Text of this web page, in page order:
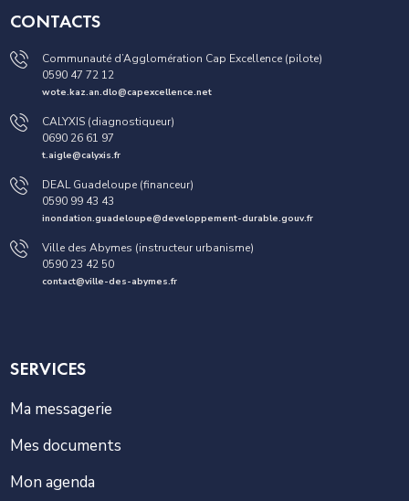
CONTACTS
Communauté d’Agglomération Cap Excellence (pilote)
0590 47 72 12
wote.kaz.an.dlo@capexcellence.net
CALYXIS (diagnostiqueur)
0690 26 61 97
t.aigle@calyxis.fr
DEAL Guadeloupe (financeur)
0590 99 43 43
inondation.guadeloupe@developpement-durable.gouv.fr
Ville des Abymes (instructeur urbanisme)
0590 23 42 50
contact@ville-des-abymes.fr
SERVICES
Ma messagerie
Mes documents
Mon agenda